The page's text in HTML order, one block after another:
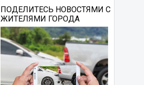
ПОДЕЛИТЕСЬ НОВОСТЯМИ С
ЖИТЕЛЯМИ ГОРОДА